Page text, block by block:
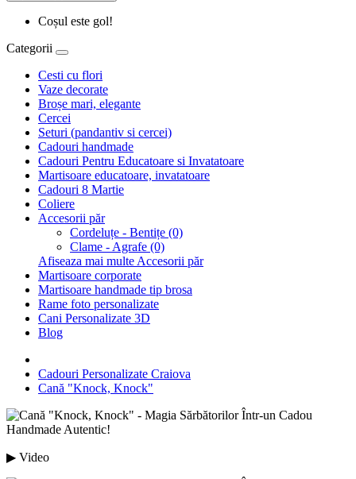
Coșul este gol!
Categorii
Cesti cu flori
Vaze decorate
Broșe mari, elegante
Cercei
Seturi (pandantiv si cercei)
Cadouri handmade
Cadouri Pentru Educatoare si Invatatoare
Martisoare educatoare, invatatoare
Cadouri 8 Martie
Coliere
Accesorii păr
Cordeluțe - Bentițe (0)
Clame - Agrafe (0)
Afiseaza mai multe Accesorii păr
Martisoare corporate
Martisoare handmade tip brosa
Rame foto personalizate
Cani Personalizate 3D
Blog
Cadouri Personalizate Craiova
Cană "Knock, Knock"
▶ Video